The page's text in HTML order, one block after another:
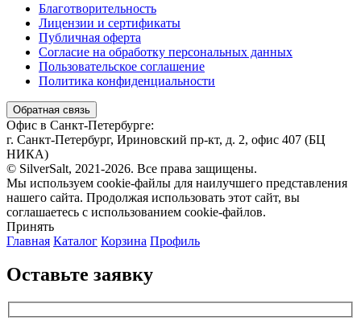
Благотворительность
Лицензии и сертификаты
Публичная оферта
Согласие на обработку персональных данных
Пользовательское соглашение
Политика конфиденциальности
Обратная связь
Офис в Санкт-Петербурге:
г. Санкт-Петербург, Ириновский пр-кт, д. 2, офис 407 (БЦ
НИКА)
© SilverSalt, 2021-2026. Все права защищены.
Мы используем cookie-файлы для наилучшего представления
нашего сайта. Продолжая использовать этот сайт, вы
соглашаетесь с использованием cookie-файлов.
Принять
Главная Каталог Корзина Профиль
Оставьте заявку